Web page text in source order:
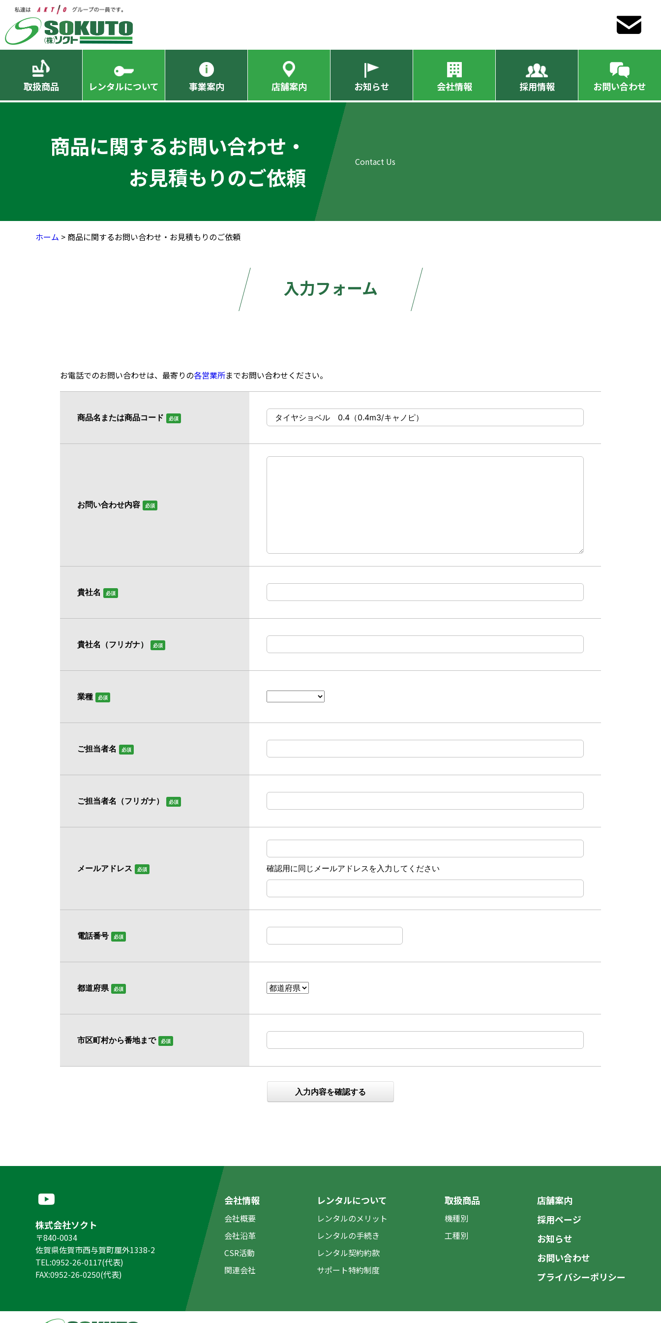
取扱商品 レンタルについて 事業案内 店舗案内 お知らせ 会社情報 採用情報 お問い合わせ
商品に関するお問い合わせ・
お見積もりのご依頼
ホーム > 商品に関するお問い合わせ・お見積もりのご依頼
入力フォーム
お電話でのお問い合わせは、最寄りの各営業所までお問い合わせください。
商品名または商品コード 必須
お問い合わせ内容 必須
貴社名 必須
貴社名（フリガナ） 必須
業種 必須
ご担当者名 必須
ご担当者名（フリガナ） 必須
メールアドレス 必須 確認用に同じメールアドレスを入力してください
電話番号 必須
都道府県 必須
市区町村から番地まで 必須
会社情報
会社概要
会社沿革
CSR活動
関連会社
レンタルについて
レンタルのメリット
レンタルの手続き
レンタル契約約款
サポート特約制度
取扱商品
機種別
工種別
店舗案内
採用ページ
お知らせ
お問い合わせ
プライバシーポリシー
株式会社ソクト
〒840-0034
佐賀県佐賀市西与賀町厘外1338-2
TEL:0952-26-0117(代表)
FAX:0952-26-0250(代表)